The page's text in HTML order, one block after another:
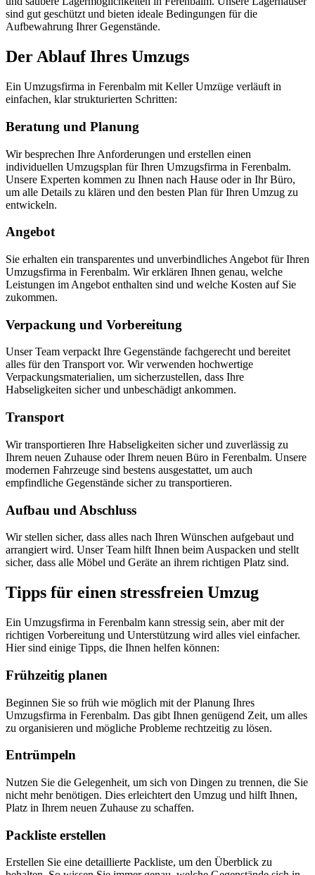
sind gut geschützt und bieten ideale Bedingungen für die
Aufbewahrung Ihrer Gegenstände.
Der Ablauf Ihres Umzugs
Ein Umzugsfirma in Ferenbalm mit Keller Umzüge verläuft in
einfachen, klar strukturierten Schritten:
Beratung und Planung
Wir besprechen Ihre Anforderungen und erstellen einen
individuellen Umzugsplan für Ihren Umzugsfirma in Ferenbalm.
Unsere Experten kommen zu Ihnen nach Hause oder in Ihr Büro,
um alle Details zu klären und den besten Plan für Ihren Umzug zu
entwickeln.
Angebot
Sie erhalten ein transparentes und unverbindliches Angebot für Ihren
Umzugsfirma in Ferenbalm. Wir erklären Ihnen genau, welche
Leistungen im Angebot enthalten sind und welche Kosten auf Sie
zukommen.
Verpackung und Vorbereitung
Unser Team verpackt Ihre Gegenstände fachgerecht und bereitet
alles für den Transport vor. Wir verwenden hochwertige
Verpackungsmaterialien, um sicherzustellen, dass Ihre
Habseligkeiten sicher und unbeschädigt ankommen.
Transport
Wir transportieren Ihre Habseligkeiten sicher und zuverlässig zu
Ihrem neuen Zuhause oder Ihrem neuen Büro in Ferenbalm. Unsere
modernen Fahrzeuge sind bestens ausgestattet, um auch
empfindliche Gegenstände sicher zu transportieren.
Aufbau und Abschluss
Wir stellen sicher, dass alles nach Ihren Wünschen aufgebaut und
arrangiert wird. Unser Team hilft Ihnen beim Auspacken und stellt
sicher, dass alle Möbel und Geräte an ihrem richtigen Platz sind.
Tipps für einen stressfreien Umzug
Ein Umzugsfirma in Ferenbalm kann stressig sein, aber mit der
richtigen Vorbereitung und Unterstützung wird alles viel einfacher.
Hier sind einige Tipps, die Ihnen helfen können:
Frühzeitig planen
Beginnen Sie so früh wie möglich mit der Planung Ihres
Umzugsfirma in Ferenbalm. Das gibt Ihnen genügend Zeit, um alles
zu organisieren und mögliche Probleme rechtzeitig zu lösen.
Entrümpeln
Nutzen Sie die Gelegenheit, um sich von Dingen zu trennen, die Sie
nicht mehr benötigen. Dies erleichtert den Umzug und hilft Ihnen,
Platz in Ihrem neuen Zuhause zu schaffen.
Packliste erstellen
Erstellen Sie eine detaillierte Packliste, um den Überblick zu